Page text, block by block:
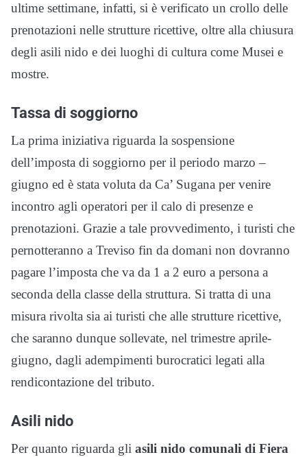
ultime settimane, infatti, si è verificato un crollo delle
prenotazioni nelle strutture ricettive, oltre alla chiusura
degli asili nido e dei luoghi di cultura come Musei e
mostre.
Tassa di soggiorno
La prima iniziativa riguarda la sospensione
dell’imposta di soggiorno per il periodo marzo –
giugno ed è stata voluta da Ca’ Sugana per venire
incontro agli operatori per il calo di presenze e
prenotazioni. Grazie a tale provvedimento, i turisti che
pernotteranno a Treviso fin da domani non dovranno
pagare l’imposta che va da 1 a 2 euro a persona a
seconda della classe della struttura. Si tratta di una
misura rivolta sia ai turisti che alle strutture ricettive,
che saranno dunque sollevate, nel trimestre aprile-
giugno, dagli adempimenti burocratici legati alla
rendicontazione del tributo.
Asili nido
Per quanto riguarda gli asili nido comunali di Fiera